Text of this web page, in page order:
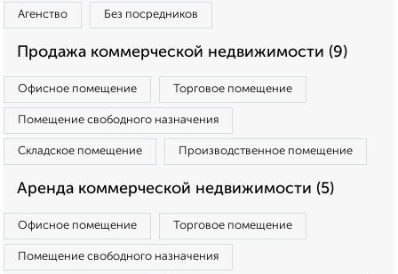
Агенство Без посредников
Продажа коммерческой недвижимости (9)
Офисное помещение Торговое помещение
Помещение свободного назначения
Складское помещение Производственное помещение
Аренда коммерческой недвижимости (5)
Офисное помещение Торговое помещение
Помещение свободного назначения